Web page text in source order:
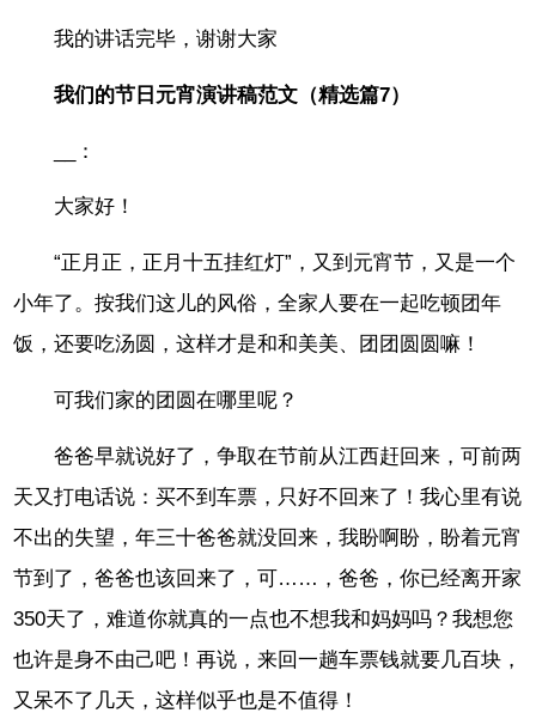
我的讲话完毕，谢谢大家
我们的节日元宵演讲稿范文（精选篇7）
__：
大家好！
“正月正，正月十五挂红灯”，又到元宵节，又是一个
小年了。按我们这儿的风俗，全家人要在一起吃顿团年
饭，还要吃汤圆，这样才是和和美美、团团圆圆嘛！
可我们家的团圆在哪里呢？
爸爸早就说好了，争取在节前从江西赶回来，可前两
天又打电话说：买不到车票，只好不回来了！我心里有说
不出的失望，年三十爸爸就没回来，我盼啊盼，盼着元宵
节到了，爸爸也该回来了，可……，爸爸，你已经离开家
350天了，难道你就真的一点也不想我和妈妈吗？我想您
也许是身不由己吧！再说，来回一趟车票钱就要几百块，
又呆不了几天，这样似乎也是不值得！